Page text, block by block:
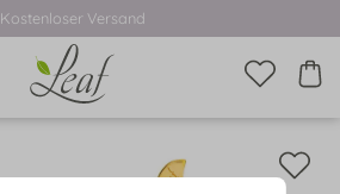
Kostenloser Versand